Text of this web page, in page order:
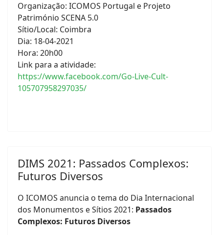
Organização: ICOMOS Portugal e Projeto
Património SCENA 5.0
Sítio/Local: Coimbra
Dia: 18-04-2021
Hora: 20h00
Link para a atividade:
https://www.facebook.com/Go-Live-Cult-
105707958297035/
DIMS 2021: Passados Complexos:
Futuros Diversos
O ICOMOS anuncia o tema do Dia Internacional
dos Monumentos e Sítios 2021: Passados
Complexos: Futuros Diversos